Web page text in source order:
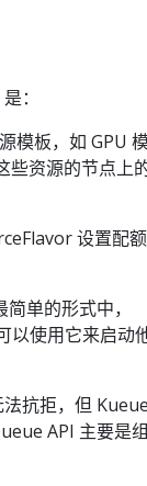
：
模板，如 GPU
些资源的节点上
设置配
单的形式中，
以使用它来启动
抗拒，但
API 主要是